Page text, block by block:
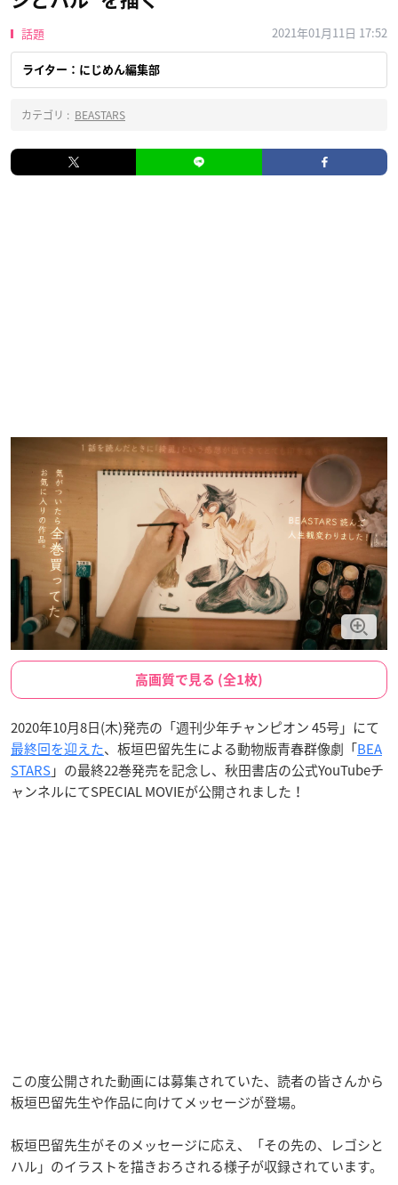
話題 2021年01月11日 17:52
ライター：にじめん編集部
カテゴリ : BEASTARS
高画質で見る (全1枚)
2020年10月8日(木)発売の「週刊少年チャンピオン 45号」にて
最終回を迎えた、板垣巴留先生による動物版青春群像劇「BEA
STARS」の最終22巻発売を記念し、秋田書店の公式YouTubeチ
ャンネルにてSPECIAL MOVIEが公開されました！
この度公開された動画には募集されていた、読者の皆さんから
板垣巴留先生や作品に向けてメッセージが登場。
板垣巴留先生がそのメッセージに応え、「その先の、レゴシと
ハル」のイラストを描きおろされる様子が収録されています。